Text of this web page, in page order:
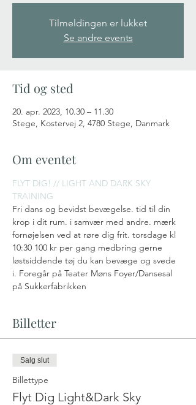
Tilmeldingen er lukket
Se andre events
Tid og sted
20. apr. 2023, 10.30 – 11.30
Stege, Kostervej 2, 4780 Stege, Danmark
Om eventet
FLYT DIG! // LIGHT AND DARK SKY
TRAINING
Fri dans og bevidst bevægelse. tid til din
krop i dit rum. i samvær med andre. mærk
fornøjelsen ved at røre dig frit. torsdage kl
10:30 100 kr per gang medbring gerne
løstsiddende tøj du kan bevæge og svede
i. Foregår på Teater Møns Foyer/Dansesal
på Sukkerfabrikken
Billetter
Salg slut
Billettype
Flyt Dig Light&Dark Sky